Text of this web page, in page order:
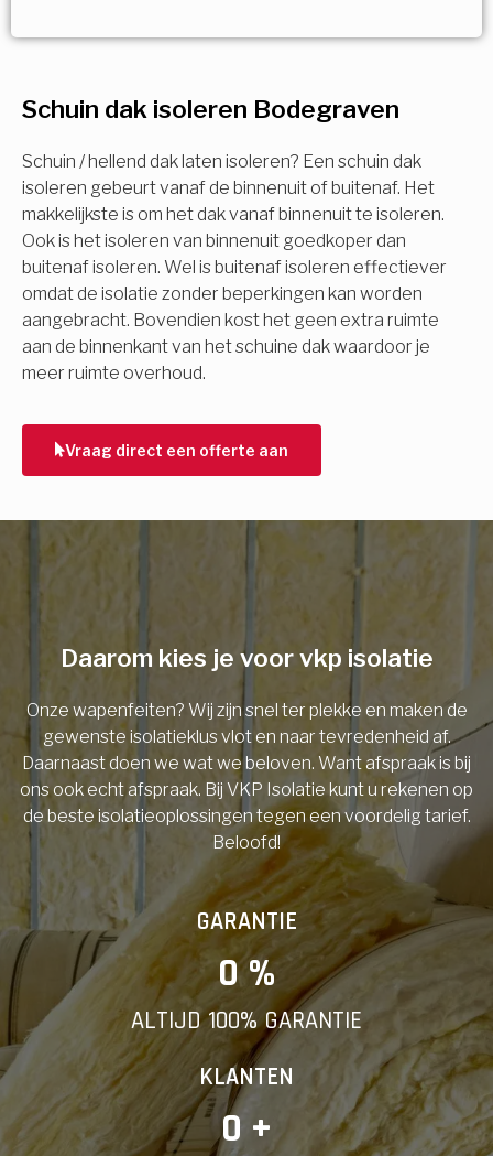
Schuin dak isoleren Bodegraven
Schuin / hellend dak laten isoleren? Een schuin dak
isoleren gebeurt vanaf de binnenuit of buitenaf. Het
makkelijkste is om het dak vanaf binnenuit te isoleren.
Ook is het isoleren van binnenuit goedkoper dan
buitenaf isoleren. Wel is buitenaf isoleren effectiever
omdat de isolatie zonder beperkingen kan worden
aangebracht. Bovendien kost het geen extra ruimte
aan de binnenkant van het schuine dak waardoor je
meer ruimte overhoud.
Vraag direct een offerte aan
Meerdere keuzes mogelijk
Isolatiemaatregel
Spouwisolatie
Vloerisolatie
Dakisolatie
Gevelisolatie
Vorige Volgende
subsidie!
Vul uw gegevens in en ontvang nu direct uw
berekening per mail.
Voornaam
Telefoonnummer
Vorige
Daarom kies je voor vkp isolatie
Onze wapenfeiten? Wij zijn snel ter plekke en maken de
gewenste isolatieklus vlot en naar tevredenheid af.
Daarnaast doen we wat we beloven. Want afspraak is bij
ons ook echt afspraak. Bij VKP Isolatie kunt u rekenen op
de beste isolatieoplossingen tegen een voordelig tarief.
Beloofd!
GARANTIE
0 %
ALTIJD 100% GARANTIE
KLANTEN
0 +